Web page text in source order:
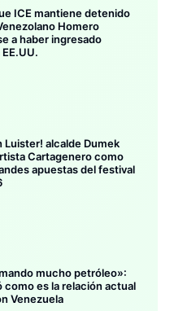
ICE mantiene detenido
Homero
a haber ingresado
Luister! alcalde Dumek
Cartagenero como
apuestas del festival
mucho petróleo»:
como es la relación actual
Venezuela